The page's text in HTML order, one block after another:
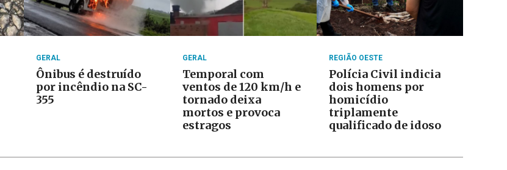
GERAL
Ônibus é destruído
por incêndio na SC-
355
GERAL
Temporal com
ventos de 120 km/h e
tornado deixa
mortos e provoca
estragos
REGIÃO OESTE
Polícia Civil indicia
dois homens por
homicídio
triplamente
qualificado de idoso